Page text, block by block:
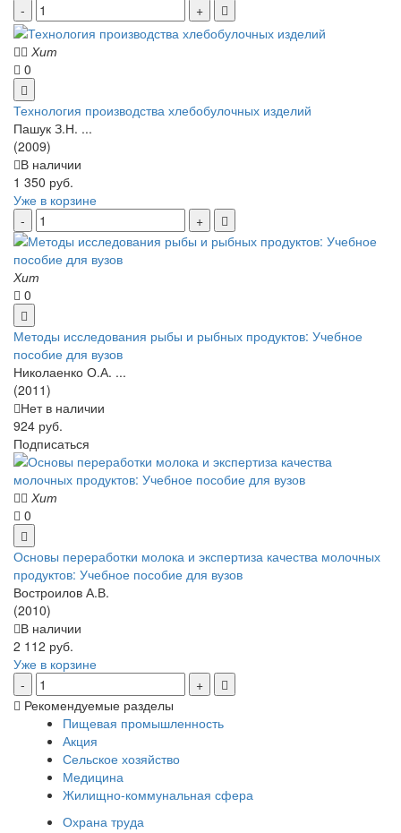
Хит
0
Технология производства хлебобулочных изделий
Пашук З.Н. ...
(2009)
В наличии
1 350 руб.
Уже в корзине
Хит
0
Методы исследования рыбы и рыбных продуктов: Учебное
пособие для вузов
Николаенко О.А. ...
(2011)
Нет в наличии
924 руб.
Подписаться
Хит
0
Основы переработки молока и экспертиза качества молочных
продуктов: Учебное пособие для вузов
Востроилов А.В.
(2010)
В наличии
2 112 руб.
Уже в корзине
Рекомендуемые разделы
Пищевая промышленность
Акция
Сельское хозяйство
Медицина
Жилищно-коммунальная сфера
Охрана труда